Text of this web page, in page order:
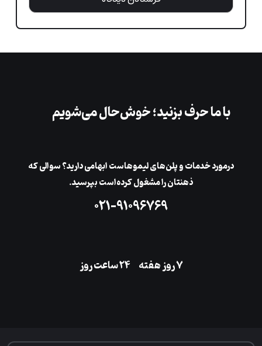
با ما حرف بزنید؛ خوش‌حال می‌شویم
در‌مورد خدمات و پلن‌های لیمو‌هاست ابهامی دارید؟ سوالی که
ذهنتان را مشغول کرده‌است بپرسید.
۰۲۱-۹۱۰۹۶۷۶۹
۷ روز هفته ‌۲۴ ساعت روز